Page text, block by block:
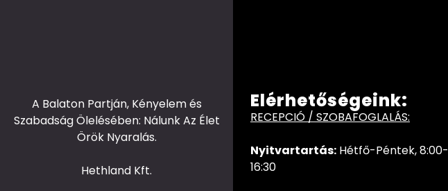
A Balaton Partján, Kényelem és
Szabadság Ölelésében: Nálunk Az Élet
Örök Nyaralás.
Hethland Kft.
Elérhetőségeink:
RECEPCIÓ / SZOBAFOGLALÁS:
Nyitvartartás: Hétfő-Péntek, 8:00-
16:30